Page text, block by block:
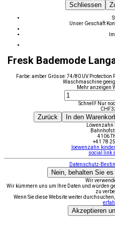
Schliessen
Unser Geschäft
Fresk Bademode
Farbe: amber Grösse: 74/80 UV Protection
Waschmaschine
Mehr anzeigen
Schnell! Nur
CHF
Zurück In den
4106
+41 78
social link
Datenschutz-
Nein, behalten Sie es
Wir
Wir kümmern uns um Ihre Daten und würden
zu
Wenn Sie diese Website weiter
Akzeptieren